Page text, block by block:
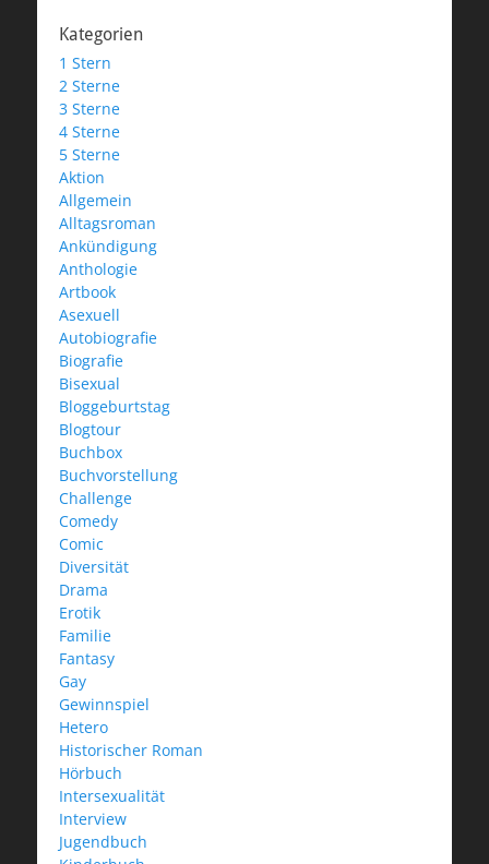
Kategorien
1 Stern
2 Sterne
3 Sterne
4 Sterne
5 Sterne
Aktion
Allgemein
Alltagsroman
Ankündigung
Anthologie
Artbook
Asexuell
Autobiografie
Biografie
Bisexual
Bloggeburtstag
Blogtour
Buchbox
Buchvorstellung
Challenge
Comedy
Comic
Diversität
Drama
Erotik
Familie
Fantasy
Gay
Gewinnspiel
Hetero
Historischer Roman
Hörbuch
Intersexualität
Interview
Jugendbuch